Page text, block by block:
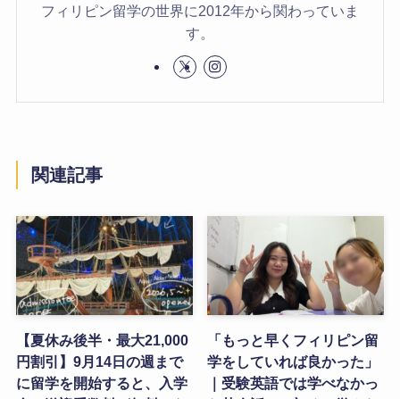
フィリピン留学の世界に2012年から関わっていま
す。
関連記事
【夏休み後半・最大21,000
円割引】9月14日の週まで
に留学を開始すると、入学
「もっと早くフィリピン留
学をしていれば良かった」
｜受験英語では学べなかっ